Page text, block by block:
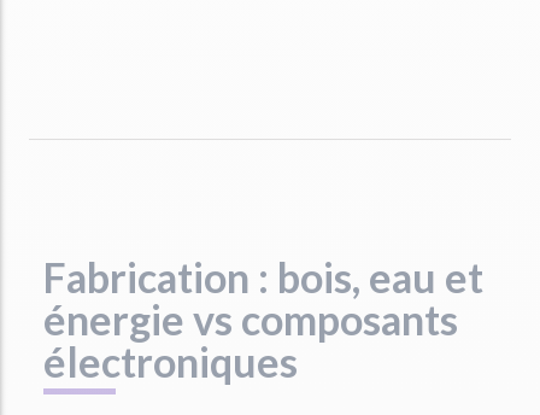
Fabrication : bois, eau et
énergie vs composants
électroniques